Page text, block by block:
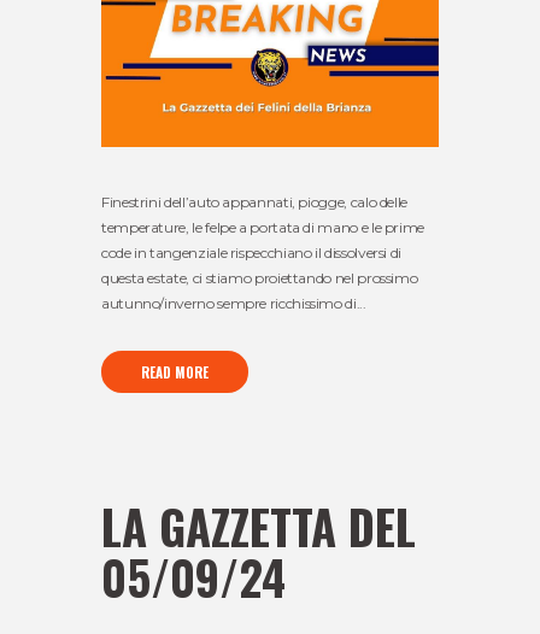
Finestrini dell’auto appannati, piogge, calo delle
temperature, le felpe a portata di mano e le prime
code in tangenziale rispecchiano il dissolversi di
questa estate, ci stiamo proiettando nel prossimo
autunno/inverno sempre ricchissimo di...
READ MORE
LA GAZZETTA DEL
05/09/24